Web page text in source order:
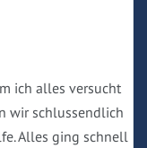
ich alles versucht
wir schlussendlich
Alles ging schnell